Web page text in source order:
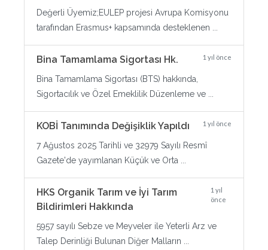
Değerli Üyemiz;EULEP projesi Avrupa Komisyonu
tarafından Erasmus+ kapsamında desteklenen ...
Bina Tamamlama Sigortası Hk. 1 yıl önce
Bina Tamamlama Sigortası (BTS) hakkında,
Sigortacılık ve Özel Emeklilik Düzenleme ve ...
KOBİ Tanımında Değişiklik Yapıldı 1 yıl önce
7 Ağustos 2025 Tarihli ve 32979 Sayılı Resmî
Gazete'de yayımlanan Küçük ve Orta ...
HKS Organik Tarım ve İyi Tarım
Bildirimleri Hakkında
1 yıl
önce
5957 sayılı Sebze ve Meyveler ile Yeterli Arz ve
Talep Derinliği Bulunan Diğer Malların ...